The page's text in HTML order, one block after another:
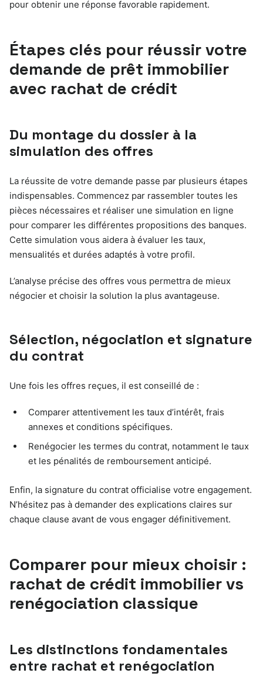
pour obtenir une réponse favorable rapidement.
Étapes clés pour réussir votre
demande de prêt immobilier
avec rachat de crédit
Du montage du dossier à la
simulation des offres
La réussite de votre demande passe par plusieurs étapes
indispensables. Commencez par rassembler toutes les
pièces nécessaires et réaliser une simulation en ligne
pour comparer les différentes propositions des banques.
Cette simulation vous aidera à évaluer les taux,
mensualités et durées adaptés à votre profil.
L’analyse précise des offres vous permettra de mieux
négocier et choisir la solution la plus avantageuse.
Sélection, négociation et signature
du contrat
Une fois les offres reçues, il est conseillé de :
Comparer attentivement les taux d’intérêt, frais
annexes et conditions spécifiques.
Renégocier les termes du contrat, notamment le taux
et les pénalités de remboursement anticipé.
Enfin, la signature du contrat officialise votre engagement.
N’hésitez pas à demander des explications claires sur
chaque clause avant de vous engager définitivement.
Comparer pour mieux choisir :
rachat de crédit immobilier vs
renégociation classique
Les distinctions fondamentales
entre rachat et renégociation